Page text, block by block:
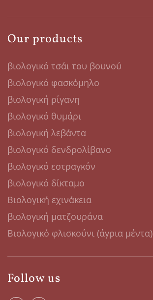
Our products
βιολογικό τσάι του βουνού
βιολογικό φασκόμηλο
βιολογική ρίγανη
βιολογικό θυμάρι
βιολογική λεβάντα
βιολογικό δενδρολίβανο
βιολογικό εστραγκόν
βιολογικό δίκταμο
Βιολογική εχινάκεια
βιολογική ματζουράνα
Βιολογικό φλισκούνι (άγρια μέντα)
Follow us